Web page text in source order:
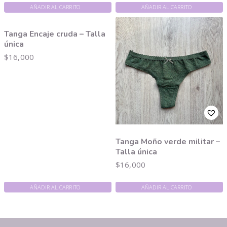
AÑADIR AL CARRITO AÑADIR AL CARRITO
Tanga Encaje cruda – Talla
única
$16,000
AÑADIR AL CARRITO
Tanga Moño verde militar –
Talla única
$16,000
AÑADIR AL CARRITO